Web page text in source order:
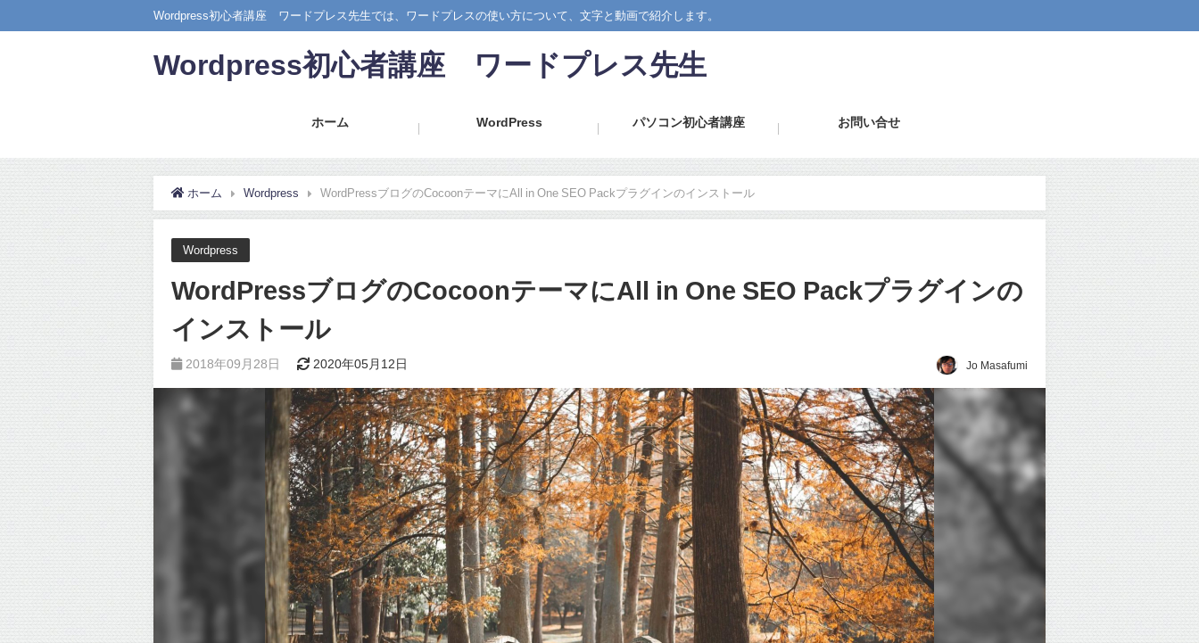
Wordpress初心者講座 ワードプレス先生では、ワードプレスの使い方について、文字と動画で紹介します。
Wordpress初心者講座 ワードプレス先生
ホーム WordPress パソコン初心者講座 お問い合せ
ホーム Wordpress WordPressブログのCocoonテーマにAll in One SEO Packプラグインのインストール
Wordpress
WordPressブログのCocoonテーマにAll in One SEO Packプラグインの
インストール
2018年09月28日 2020年05月12日 Jo Masafumi